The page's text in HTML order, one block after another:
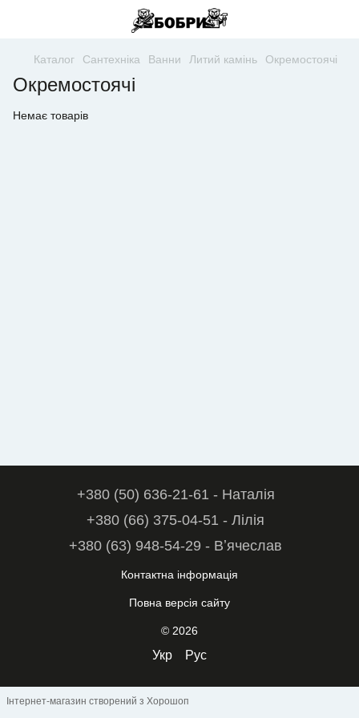
Каталог Сантехніка Ванни Литий камінь Окремостоячі
Окремостоячі
Немає товарів
+380 (50) 636-21-61 - Наталія
+380 (66) 375-04-51 - Лілія
+380 (63) 948-54-29 - Вʼячеслав
Контактна інформація
Повна версія сайту
© 2026
Укр Рус
Інтернет-магазин створений з Хорошоп